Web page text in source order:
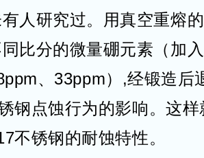
人研究过。用真空重熔
比分的微量硼元素（加
、33ppm） ,经锻造后
钢点蚀行为的影响。这
不锈钢的耐蚀特性。